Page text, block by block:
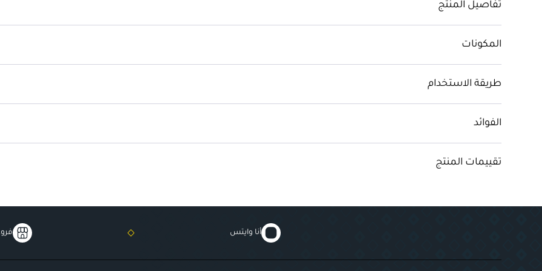
تفاصيل المنتج
المكونات
طريقة الاستخدام
الفوائد
تقييمات المنتج
أنا وايتس